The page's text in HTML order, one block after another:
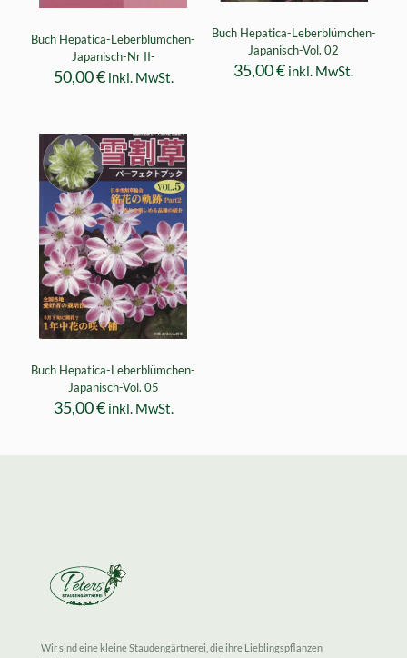
Buch Hepatica-Leberblümchen-
Japanisch-Nr II-
50,00€ inkl. MwSt.
Buch Hepatica-Leberblümchen-
Japanisch-Vol. 02
35,00€ inkl. MwSt.
Buch Hepatica-Leberblümchen-
Japanisch-Vol. 05
35,00€ inkl. MwSt.
Wir sind eine kleine Staudengärtnerei, die ihre Lieblingspflanzen